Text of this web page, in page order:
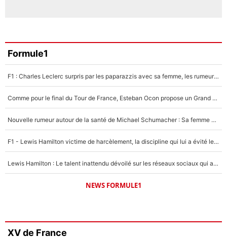
Formule1
F1 : Charles Leclerc surpris par les paparazzis avec sa femme, les rumeurs étaient vraies !
Comme pour le final du Tour de France, Esteban Ocon propose un Grand Prix de Formule 1 à Paris : «Autour de l’Arc de Triomphe, ce serait génial» !
Nouvelle rumeur autour de la santé de Michael Schumacher : Sa femme Corinna sort du silence
F1 - Lewis Hamilton victime de harcèlement, la discipline qui lui a évité le pire : «J'aurais probablement mal tourné»
Lewis Hamilton : Le talent inattendu dévoilé sur les réseaux sociaux qui a impressionné Kim Kardashian pendant leurs vacances en amoureux !
NEWS FORMULE1
XV de France